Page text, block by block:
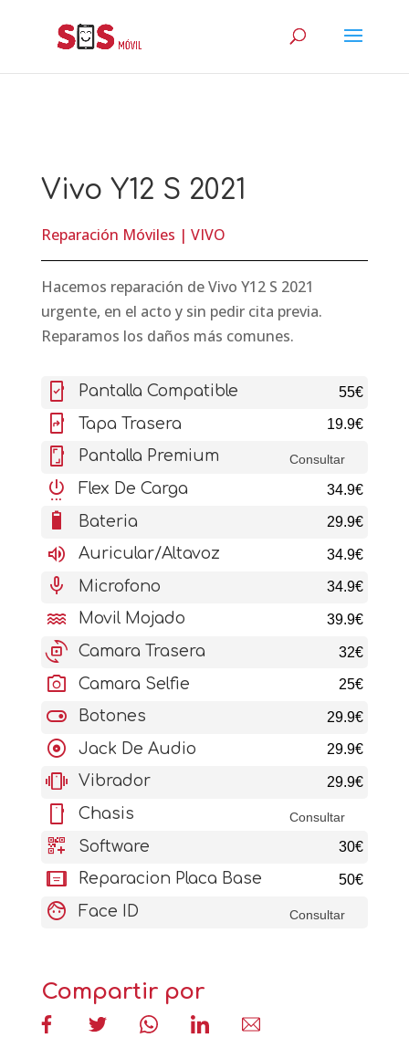
Vivo Y12 S 2021
Reparación Móviles | VIVO
Hacemos reparación de Vivo Y12 S 2021
urgente, en el acto y sin pedir cita previa.
Reparamos los daños más comunes.
mobile_friendly Pantalla Compatible 55€
mobile_screen_share Tapa Trasera 19.9€
screenshot Pantalla Premium Consultar
settings_power Flex De Carga 34.9€
battery_6_bar Bateria 29.9€
volume_up Auricular/Altavoz 34.9€
mic Microfono 34.9€
water Movil Mojado 39.9€
cameraswitch Camara Trasera 32€
photo_camera Camara Selfie 25€
toggle_on Botones 29.9€
album Jack De Audio 29.9€
vibration Vibrador 29.9€
stay_current_portrait Chasis Consultar
qr_code_2_add Software 30€
aod_tablet Reparacion Placa Base 50€
face Face ID Consultar
Compartir por